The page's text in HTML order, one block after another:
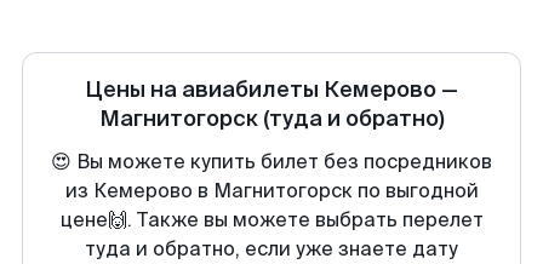
Цены на авиабилеты Кемерово —
Магнитогорск (туда и обратно)
😍 Вы можете купить билет без посредников
из Кемерово в Магнитогорск по выгодной
цене🙌. Также вы можете выбрать перелет
туда и обратно, если уже знаете дату